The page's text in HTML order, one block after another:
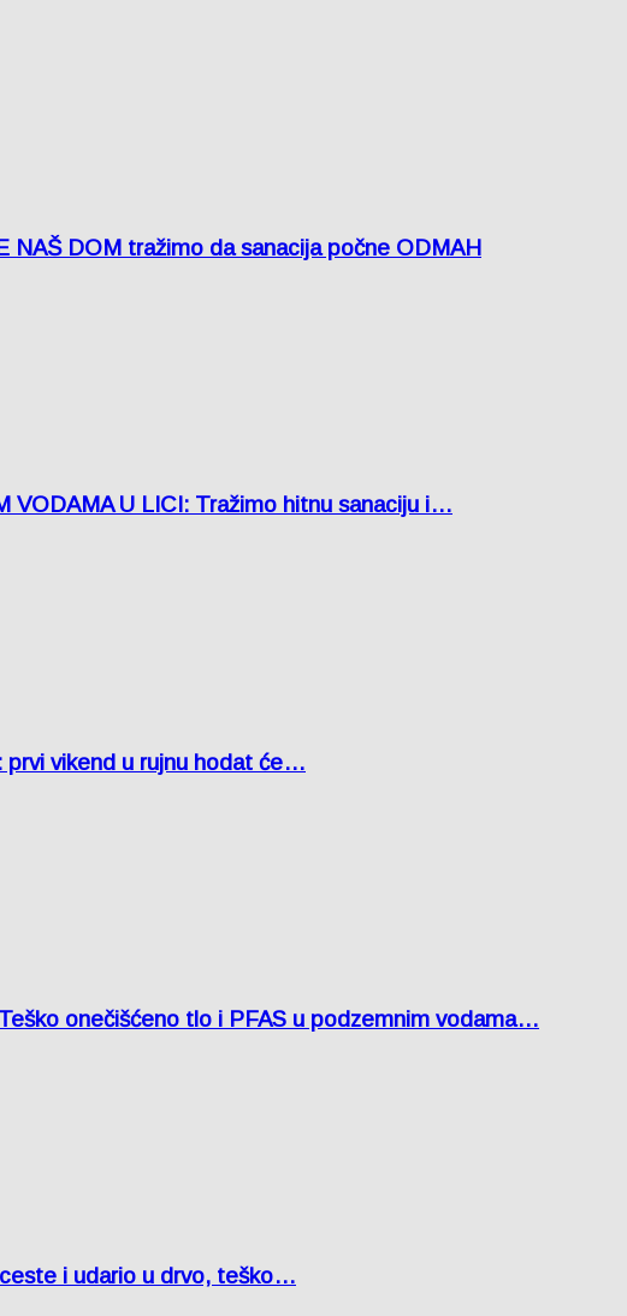
NAŠ DOM tražimo da sanacija počne ODMAH
VODAMA U LICI: Tražimo hitnu sanaciju i…
prvi vikend u rujnu hodat će…
onečišćeno tlo i PFAS u podzemnim vodama…
i udario u drvo, teško…